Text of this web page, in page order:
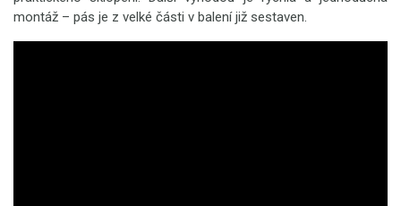
montáž – pás je z velké části v balení již sestaven.